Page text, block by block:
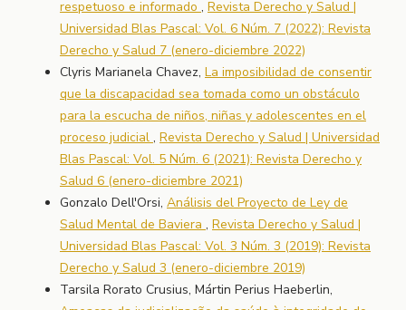
respetuoso e informado , Revista Derecho y Salud |
Universidad Blas Pascal: Vol. 6 Núm. 7 (2022): Revista
Derecho y Salud 7 (enero-diciembre 2022)
Clyris Marianela Chavez, La imposibilidad de consentir
que la discapacidad sea tomada como un obstáculo
para la escucha de niños, niñas y adolescentes en el
proceso judicial , Revista Derecho y Salud | Universidad
Blas Pascal: Vol. 5 Núm. 6 (2021): Revista Derecho y
Salud 6 (enero-diciembre 2021)
Gonzalo Dell'Orsi, Análisis del Proyecto de Ley de
Salud Mental de Baviera , Revista Derecho y Salud |
Universidad Blas Pascal: Vol. 3 Núm. 3 (2019): Revista
Derecho y Salud 3 (enero-diciembre 2019)
Tarsila Rorato Crusius, Mártin Perius Haeberlin,